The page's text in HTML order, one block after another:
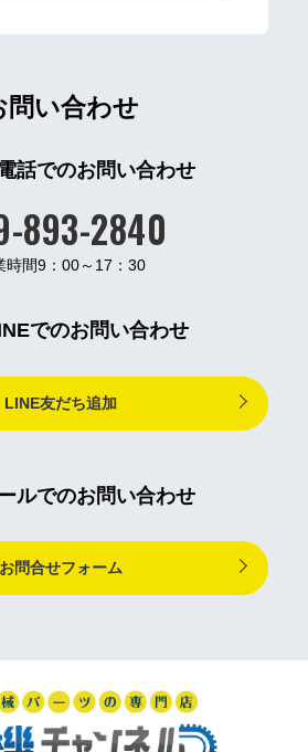
問い合わせ
話でのお問い合わせ
893-2840
時間9：00～17：30
でのお問い合わせ
LINE友だち追加
ルでのお問い合わせ
お問合せフォーム